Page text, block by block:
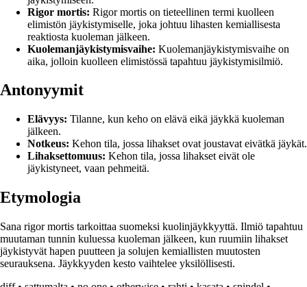
Rigor mortis: Rigor mortis on tieteellinen termi kuolleen
elimistön jäykistymiselle, joka johtuu lihasten kemiallisesta
reaktiosta kuoleman jälkeen.
Kuolemanjäykistymisvaihe: Kuolemanjäykistymisvaihe on
aika, jolloin kuolleen elimistössä tapahtuu jäykistymisilmiö.
Antonyymit
Elävyys: Tilanne, kun keho on elävä eikä jäykkä kuoleman
jälkeen.
Notkeus: Kehon tila, jossa lihakset ovat joustavat eivätkä jäykät.
Lihaksettomuus: Kehon tila, jossa lihakset eivät ole
jäykistyneet, vaan pehmeitä.
Etymologia
Sana rigor mortis tarkoittaa suomeksi kuolinjäykkyyttä. Ilmiö tapahtuu
muutaman tunnin kuluessa kuoleman jälkeen, kun ruumiin lihakset
jäykistyvät hapen puutteen ja solujen kemiallisten muutosten
seurauksena. Jäykkyyden kesto vaihtelee yksilöllisesti.